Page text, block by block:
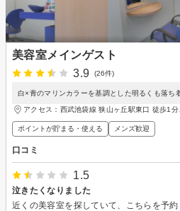
美容室メインゲスト
3.9
(26件)
白×青のマリンカラーを基調とした明るくも落ち
アクセス：西武池袋線 狭山ヶ丘駅東口 徒歩1
ポイントが貯まる・使える メンズ歓迎
口コミ
1.5
泣きたくなりました